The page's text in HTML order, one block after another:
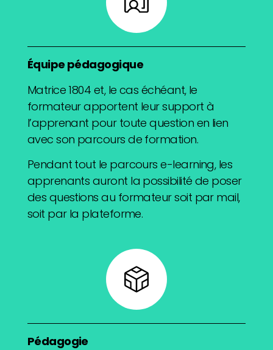
Équipe pédagogique
Matrice 1804 et, le cas échéant, le
formateur apportent leur support à
l’apprenant pour toute question en lien
avec son parcours de formation.
Pendant tout le parcours e-learning, les
apprenants auront la possibilité de poser
des questions au formateur soit par mail,
soit par la plateforme.
Pédagogie